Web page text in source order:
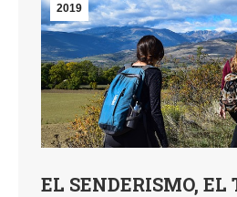
2019
EL SENDERISMO, EL